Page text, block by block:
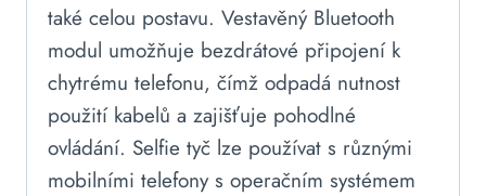
také celou postavu. Vestavěný Bluetooth
modul umožňuje bezdrátové připojení k
chytrému telefonu, čímž odpadá nutnost
použití kabelů a zajišťuje pohodlné
ovládání. Selfie tyč lze používat s různými
mobilními telefony s operačním systémem